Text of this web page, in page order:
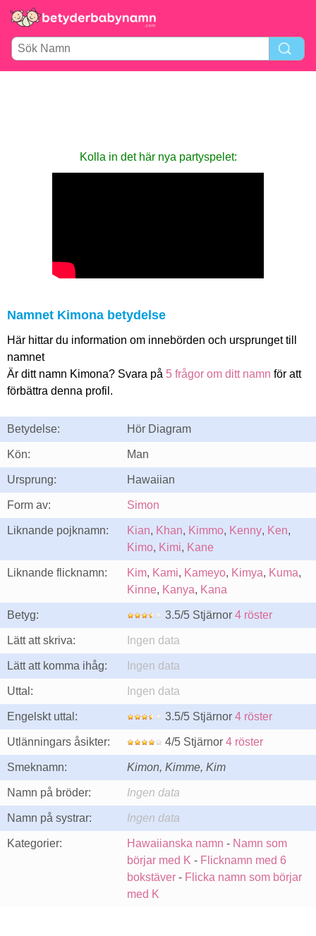
Kolla in det här nya party­spelet:
Namnet Kimona betydelse
Här hittar du information om innebörden och ursprunget till
namnet
Är ditt namn Kimona? Svara på 5 frågor om ditt namn för att
förbättra denna profil.
Betydelse: Hör Diagram
Kön: Man
Ursprung: Hawaiian
Form av: Simon
Liknande pojknamn: Kian, Khan, Kimmo, Kenny, Ken,
Kimo, Kimi, Kane
Liknande flicknamn: Kim, Kami, Kameyo, Kimya, Kuma,
Kinne, Kanya, Kana
Betyg: 3.5/5 Stjärnor 4 röster
Lätt att skriva: Ingen data
Lätt att komma ihåg: Ingen data
Uttal: Ingen data
Engelskt uttal: 3.5/5 Stjärnor 4 röster
Utlänningars åsikter: 4/5 Stjärnor 4 röster
Smeknamn: Kimon, Kimme, Kim
Namn på bröder: Ingen data
Namn på systrar: Ingen data
Kategorier: Hawaiianska namn - Namn som
börjar med K - Flicknamn med 6
bokstäver - Flicka namn som börjar
med K